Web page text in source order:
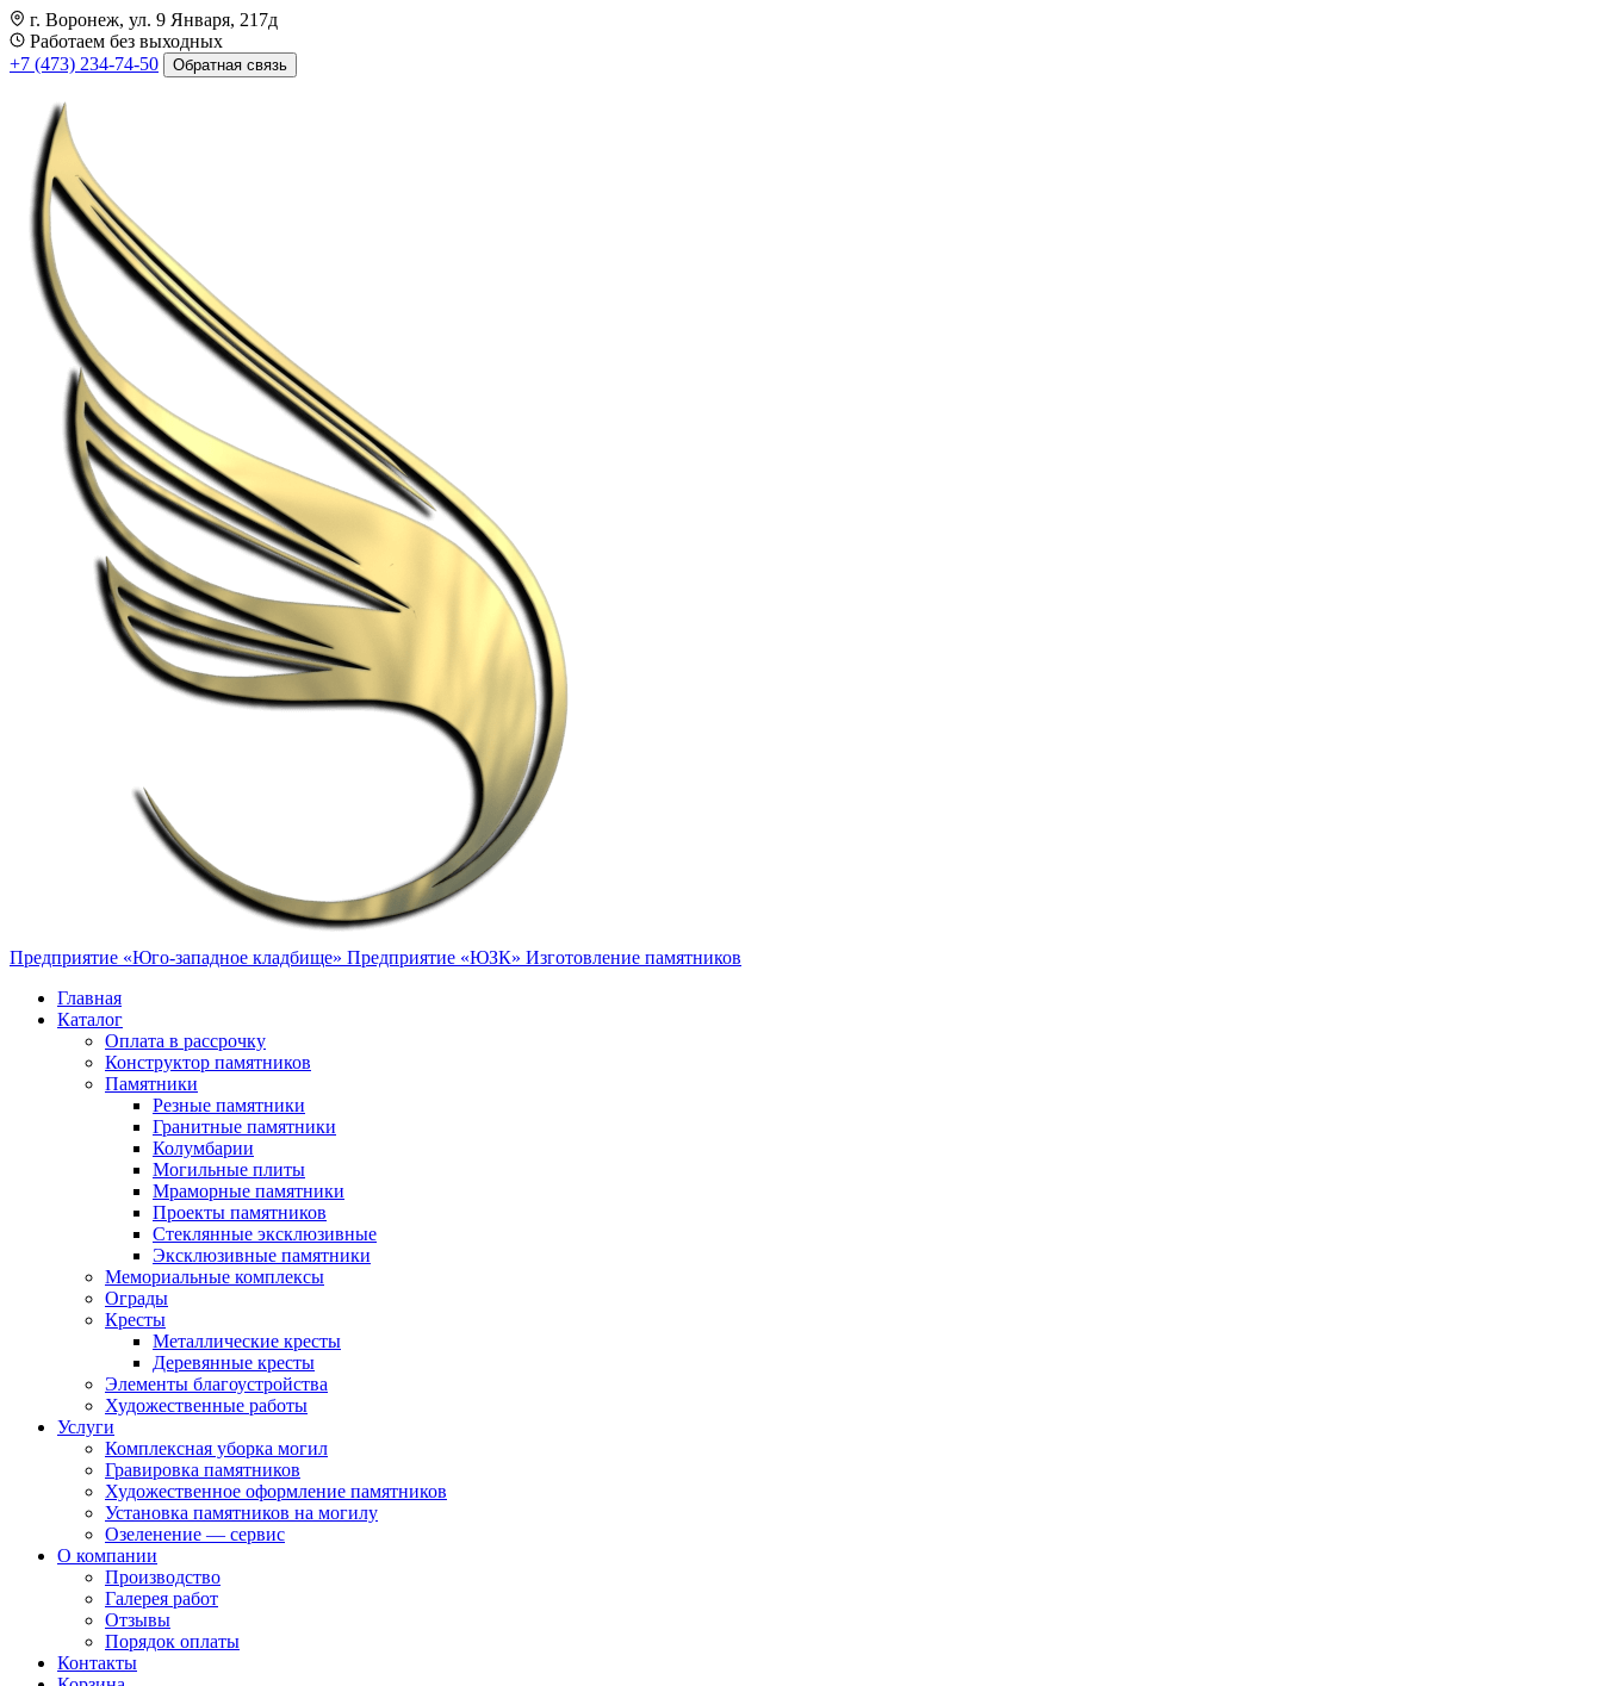
г. Воронеж, ул. 9 Января, 217д
Работаем без выходных
+7 (473) 234-74-50
Обратная связь
Предприятие «Юго-западное кладбище» Предприятие «ЮЗК» Изготовление памятников
Главная
Каталог
Оплата в рассрочку
Конструктор памятников
Памятники
Резные памятники
Гранитные памятники
Колумбарии
Могильные плиты
Мраморные памятники
Проекты памятников
Стеклянные эксклюзивные
Эксклюзивные памятники
Мемориальные комплексы
Ограды
Кресты
Металлические кресты
Деревянные кресты
Элементы благоустройства
Художественные работы
Услуги
Комплексная уборка могил
Гравировка памятников
Художественное оформление памятников
Установка памятников на могилу
Озеленение — сервис
О компании
Производство
Галерея работ
Отзывы
Порядок оплаты
Контакты